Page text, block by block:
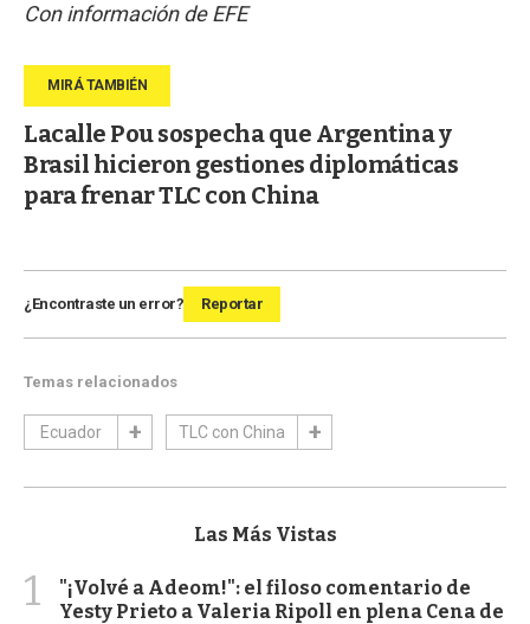
Con información de EFE
Lacalle Pou sospecha que Argentina y
Brasil hicieron gestiones diplomáticas
para frenar TLC con China
¿Encontraste un error? Reportar
Temas relacionados
Ecuador TLC con China
Las Más Vistas
1
"¡Volvé a Adeom!": el filoso comentario de
Yesty Prieto a Valeria Ripoll en plena Cena de